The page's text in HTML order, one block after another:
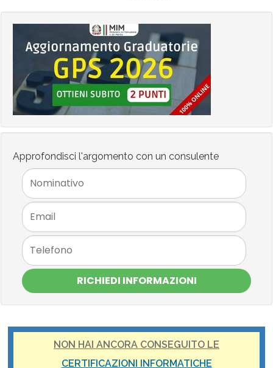
Approfondisci l'argomento con un consulente
RICHIEDI INFORMAZIONI
NON HAI ANCORA CONSEGUITO LE
CERTIFICAZIONI INFORMATICHE